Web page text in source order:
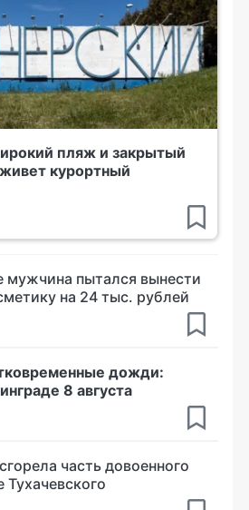
пляж и закрытый
курортный
мужчина пытался вынести
на 24 тыс. рублей
дожди:
8 августа
часть довоенного
Тухачевского